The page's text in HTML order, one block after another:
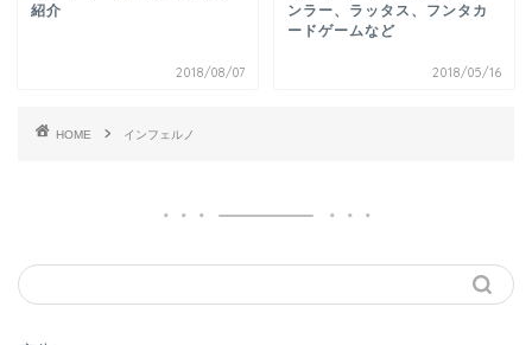
紹介
2018/08/07
ンラー、ラッタス、フンタカ
ードゲームなど
2018/05/16
HOME インフェルノ